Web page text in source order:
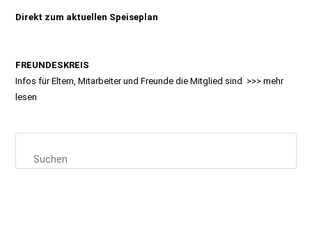
Direkt zum aktuellen Speiseplan
FREUNDESKREIS
Infos für Eltern, Mitarbeiter und Freunde die Mitglied sind >>>mehr
lesen